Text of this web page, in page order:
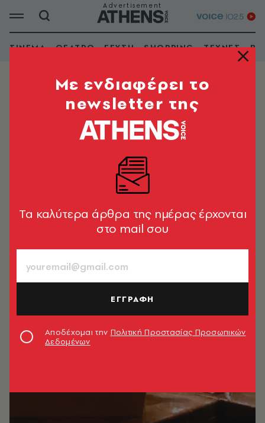
ΣΙΝΕΜΑ ΘΕΑΤΡΟ ΓΕΥΣΗ SHOPPING ΤΕΧΝΕΣ
ΜΟΥΣΙΚΕΣ ΣΚΗΝΕΣ
Εμφάνιση φίλτρων
Mε ενδιαφέρει το
newsletter της
Tα καλύτερα άρθρα της ημέρας έρχονται
στο mail σου
ΕΓΓΡΑΦΗ
Αποδέχομαι την Πολιτική Προστασίας Προσωπικών
Δεδομένων